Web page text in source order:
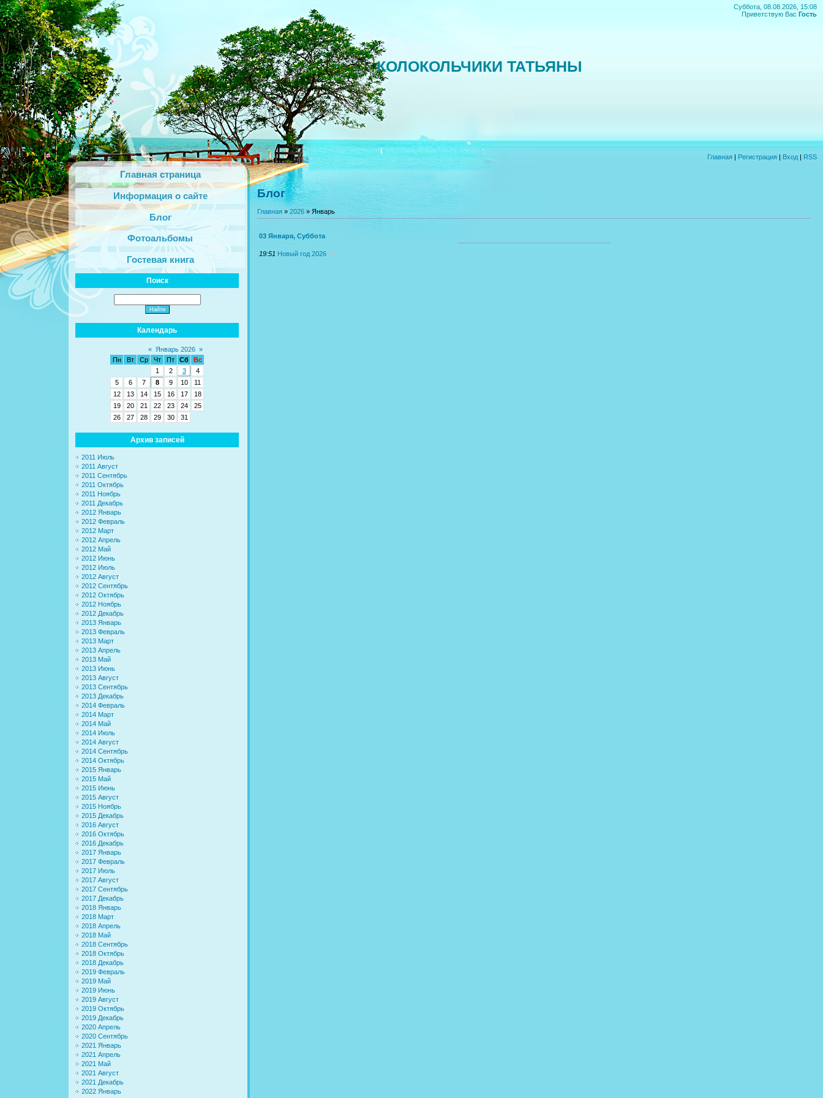
Суббота, 08.08.2026, 15:08
Приветствую Вас Гость
КОЛОКОЛЬЧИКИ ТАТЬЯНЫ
Главная | Регистрация | Вход | RSS
Главная страница
Информация о сайте
Блог
Фотоальбомы
Гостевая книга
Поиск
Календарь
« Январь 2026 »
Пн
Вт Ср Чт Пт Сб
Вс
1
2 3
4
5
6 7 8 9 10
11
12
13 14 15 16 17
18
19
20 21 22 23 24
25
26
27 28 29 30 31
Архив записей
2011 Июль
2011 Август
2011 Сентябрь
2011 Октябрь
2011 Ноябрь
2011 Декабрь
2012 Январь
2012 Февраль
2012 Март
2012 Апрель
2012 Май
2012 Июнь
2012 Июль
2012 Август
2012 Сентябрь
2012 Октябрь
2012 Ноябрь
2012 Декабрь
2013 Январь
2013 Февраль
2013 Март
2013 Апрель
2013 Май
2013 Июнь
2013 Август
2013 Сентябрь
2013 Декабрь
2014 Февраль
2014 Март
2014 Май
2014 Июль
2014 Август
2014 Сентябрь
2014 Октябрь
2015 Январь
2015 Май
2015 Июнь
2015 Август
2015 Ноябрь
2015 Декабрь
2016 Август
2016 Октябрь
2016 Декабрь
2017 Январь
2017 Февраль
2017 Июль
2017 Август
2017 Сентябрь
2017 Декабрь
2018 Январь
2018 Март
2018 Апрель
2018 Май
2018 Сентябрь
2018 Октябрь
2018 Декабрь
2019 Февраль
2019 Май
2019 Июнь
2019 Август
2019 Октябрь
2019 Декабрь
2020 Апрель
2020 Сентябрь
2021 Январь
2021 Апрель
2021 Май
2021 Август
2021 Декабрь
2022 Январь
Блог
Главная » 2026 » Январь
03 Января, Суббота
19:51 Новый год 2026 (0)